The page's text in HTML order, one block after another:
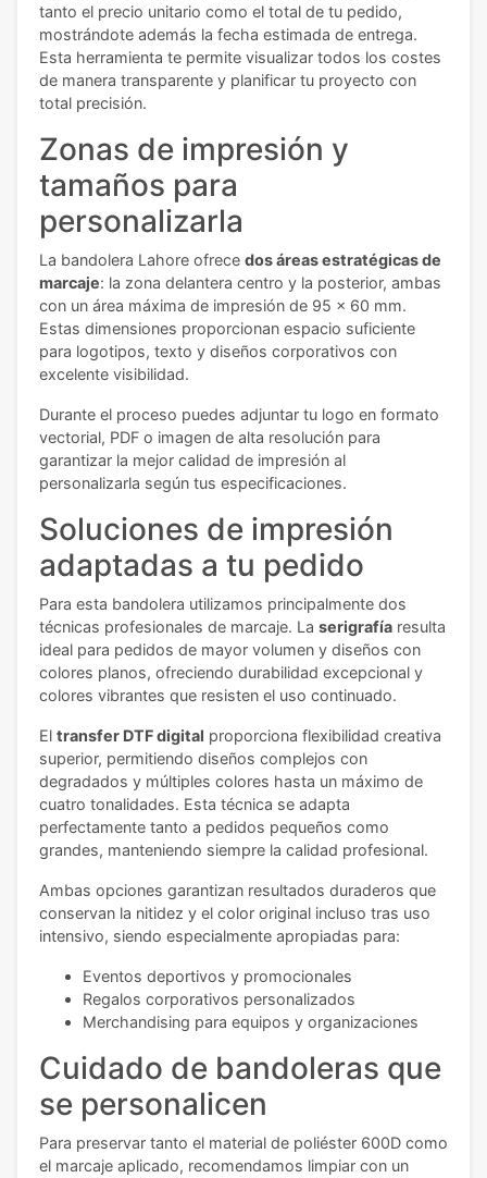
tanto el precio unitario como el total de tu pedido,
mostrándote además la fecha estimada de entrega.
Esta herramienta te permite visualizar todos los costes
de manera transparente y planificar tu proyecto con
total precisión.
Zonas de impresión y
tamaños para
personalizarla
La bandolera Lahore ofrece dos áreas estratégicas de
marcaje: la zona delantera centro y la posterior, ambas
con un área máxima de impresión de 95 x 60 mm.
Estas dimensiones proporcionan espacio suficiente
para logotipos, texto y diseños corporativos con
excelente visibilidad.
Durante el proceso puedes adjuntar tu logo en formato
vectorial, PDF o imagen de alta resolución para
garantizar la mejor calidad de impresión al
personalizarla según tus especificaciones.
Soluciones de impresión
adaptadas a tu pedido
Para esta bandolera utilizamos principalmente dos
técnicas profesionales de marcaje. La serigrafía resulta
ideal para pedidos de mayor volumen y diseños con
colores planos, ofreciendo durabilidad excepcional y
colores vibrantes que resisten el uso continuado.
El transfer DTF digital proporciona flexibilidad creativa
superior, permitiendo diseños complejos con
degradados y múltiples colores hasta un máximo de
cuatro tonalidades. Esta técnica se adapta
perfectamente tanto a pedidos pequeños como
grandes, manteniendo siempre la calidad profesional.
Ambas opciones garantizan resultados duraderos que
conservan la nitidez y el color original incluso tras uso
intensivo, siendo especialmente apropiadas para:
Eventos deportivos y promocionales
Regalos corporativos personalizados
Merchandising para equipos y organizaciones
Cuidado de bandoleras que
se personalicen
Para preservar tanto el material de poliéster 600D como
el marcaje aplicado, recomendamos limpiar con un